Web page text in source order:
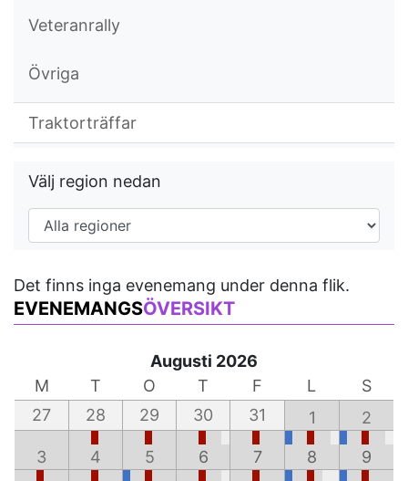
Veteranrally
Övriga
Traktorträffar
Välj region nedan
Det finns inga evenemang under denna flik.
EVENEMANGSÖVERSIKT
Augusti 2026
M
T O T F L
S
27
28 29 30 31 1 2
3 4 5 6 7 8 9